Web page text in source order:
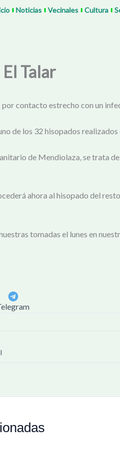
Noticias Vecinales Cultura
Talar
por contacto estrecho con un
de los 32 hisopados
de Mendiolaza, se trata
ahora al hisopado del
tomadas el lunes en